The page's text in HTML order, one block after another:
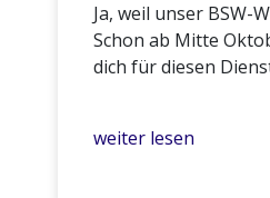
Ja, weil unser BSW-
Schon ab Mitte
dich für diesen
weiter lesen